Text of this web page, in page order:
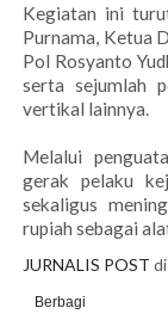
Kegiatan ini
Purnama, Ketua
Pol Rosyanto
serta sejumlah
vertikal lainnya.
Melalui
gerak pelaku
sekaligus
rupiah sebagai
JURNALIS POST di
Berbagi